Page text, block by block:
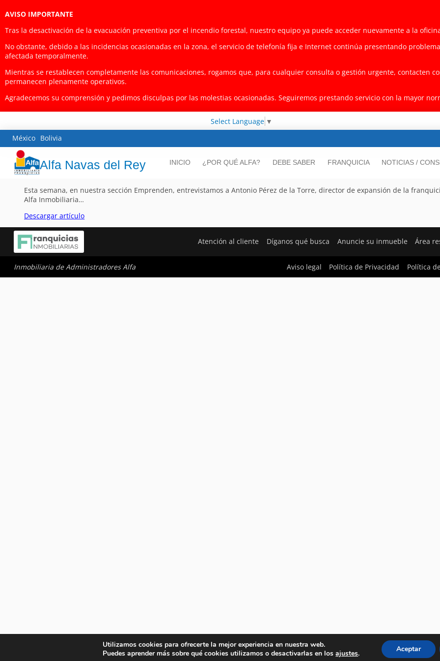
AVISO IMPORTANTE
Tras la desactivación de la evacuación preventiva por el incendio forestal, nuestro equipo ya puede acceder nuevamente a la
No obstante, debido a las incidencias ocasionadas en la zona, el servicio de telefonía fija e Internet continúa presentando
afectada temporalmente.
Mientras se restablecen completamente las comunicaciones, rogamos que, para cualquier consulta o gestión urgente, contacten
permanecen plenamente operativos.
Agradecemos su comprensión y pedimos disculpas por las molestias ocasionadas. Seguiremos prestando servicio con la mayor
Select Language ▼
México Bolivia
Alfa Navas del Rey INICIO ¿POR QUÉ ALFA? DEBE SABER FRANQUICIA NOTICIAS /
Esta semana, en nuestra sección Emprenden, entrevistamos a Antonio Pérez de la Torre, director de expansión de la
Alfa Inmobiliaria…
Descargar artículo
Atención al cliente Díganos qué busca Anuncie su inmueble Área
Inmobiliaria de Administradores Alfa Aviso legal Política de Privacidad Política
Utilizamos cookies para ofrecerte la mejor experiencia en nuestra web.
Puedes aprender más sobre qué cookies utilizamos o desactivarlas en losajustes. Aceptar